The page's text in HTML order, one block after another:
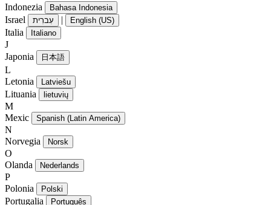
Indonezia
Bahasa Indonesia
Israel עִברִית | English (US)
Italia Italiano
J
Japonia
日本語
L
Letonia
Latviešu
Lituania lietuvių
M
Mexic
Spanish (Latin America)
N
Norvegia
Norsk
O
Olanda
Nederlands
P
Polonia
Polski
Portugalia Português